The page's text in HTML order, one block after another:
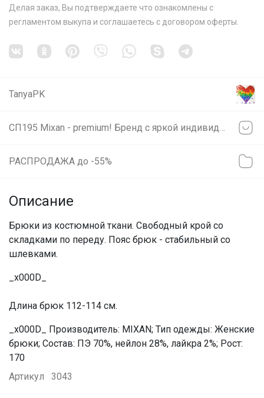
Делая заказ, Вы подтверждаете что ознакомлены с
регламентом выкупа и соглашаетесь с договором оферты
TanyaPK
РАСПРОДАЖА до -55%
Описание
Брюки из костюмной ткани. Свободный крой со
складками по переду. Пояс брюк - стабильный со
шлевками.
_x000D_
Длина брюк 112-114 см.
_x000D_ Производитель: MIXAN; Тип одежды: Женские
брюки; Состав: ПЭ 70%, нейлон 28%, лайкра 2%; Рост:
170
Артикул
3043